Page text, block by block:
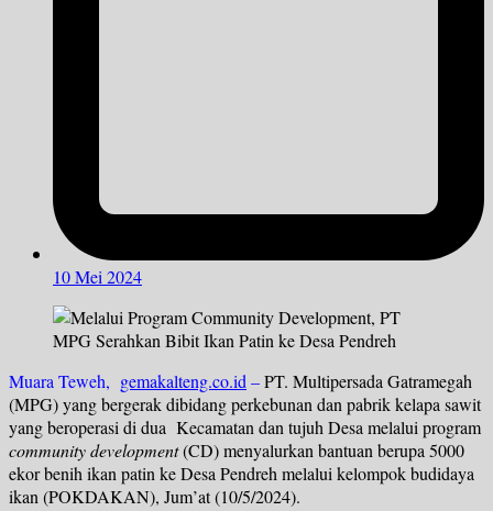
10 Mei 2024
Muara Teweh, gemakalteng.co.id–PT. Multipersada Gatramegah
(MPG) yang bergerak dibidang perkebunan dan pabrik kelapa sawit
yang beroperasi di dua Kecamatan dan tujuh Desa melalui program
community development(CD) menyalurkan bantuan berupa 5000
ekor benih ikan patin ke Desa Pendreh melalui kelompok budidaya
ikan (POKDAKAN), Jum’at (10/5/2024).